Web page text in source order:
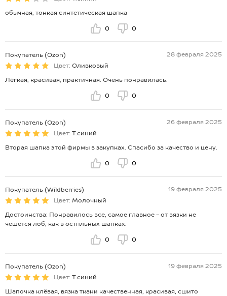
обычная, тонкая синтетическая шапка
0 0
Покупатель (Ozon)
28 февраля 2025
Цвет: Оливковый
Лёгкая, красивая, практичная. Очень понравилась.
0 0
Покупатель (Ozon)
26 февраля 2025
Цвет: Т.синий
Вторая шапка этой фирмы в закупках. Спасибо за качество и цену.
0 0
Покупатель (Wildberries)
19 февраля 2025
Цвет: Молочный
Достоинства: Понравилось все, самое главное - от вязки не
чешется лоб, как в остпльных шапках.
0 0
Покупатель (Ozon)
19 февраля 2025
Цвет: Т.синий
Шапочка клёвая, вязка ткани качественная, красивая, сшито